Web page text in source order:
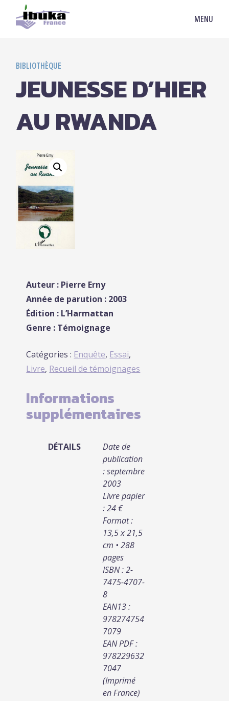
MENU
BIBLIOTHÈQUE
JEUNESSE D’HIER
AU RWANDA
Auteur : Pierre Erny
Année de parution : 2003
Édition : L’Harmattan
Genre : Témoignage
Catégories : Enquête, Essai,
Livre, Recueil de témoignages
Informations
supplémentaires
DÉTAILS
Date de
publication
: septembre
2003
Livre papier
: 24 €
Format :
13,5 x 21,5
cm • 288
pages
ISBN : 2-
7475-4707-
8
EAN13 :
978274754
7079
EAN PDF :
978229632
7047
(Imprimé
en France)